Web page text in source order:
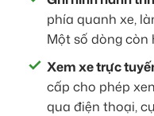
phía quanh xe,
Một số dòng còn
Xem xe trực
cấp cho phép
qua điện thoại,